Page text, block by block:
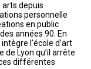
depuis
personnelle
en public
années 90. En
l’école d’art
de Lyon qu’il arrête
différentes